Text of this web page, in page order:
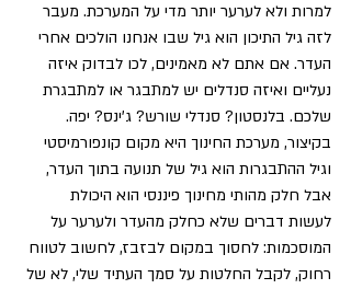
למרות ולא לערער יותר מדי על המערכת. מעבר
לזה גיל התיכון הוא גיל שבו אנחנו הולכים אחרי
העדר. אם אתם לא מאמינים, לכו לבדוק איזה
נעליים ואיזה סנדלים יש למתבגר או למתבגרת
שלכם. בלנסטון? סנדלי שורש? ג'ינס? יפה.
בקיצור, מערכת החינוך היא מקום קונפורמיסטי
וגיל ההתבגרות הוא גיל של תנועה בתוך העדר,
אבל חלק מהותי מחינוך פיננסי הוא היכולת
לעשות דברים שלא כחלק מהעדר ולערער על
המוסכמות: לחסוך במקום לבזבז, לחשוב לטווח
רחוק, לקבל החלטות על סמך העתיד שלי, לא של